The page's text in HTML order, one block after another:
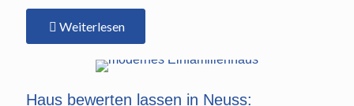
Weiterlesen
Haus bewerten lassen in Neuss: